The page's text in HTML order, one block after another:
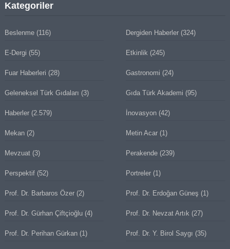
Kategoriler
Beslenme(116) Dergiden Haberler (324)
E-Dergi (55) Etkinlik (245)
Fuar Haberleri (28) Gastronomi (24)
Geleneksel Türk Gıdaları (3) Gıda Türk Akademi (95)
Haberler(2.579) İnovasyon (42)
Mekan(2) Metin Acar (1)
Mevzuat(3) Perakende (239)
Perspektif(52) Portreler (1)
Prof. Dr. Barbaros Özer(2) Prof. Dr. Erdoğan Güneş (1)
Prof. Dr. Gürhan Çiftçioğlu(4) Prof. Dr. Nevzat Artık (27)
Prof. Dr. Perihan Gürkan(1) Prof. Dr. Y. Birol Saygı (35)